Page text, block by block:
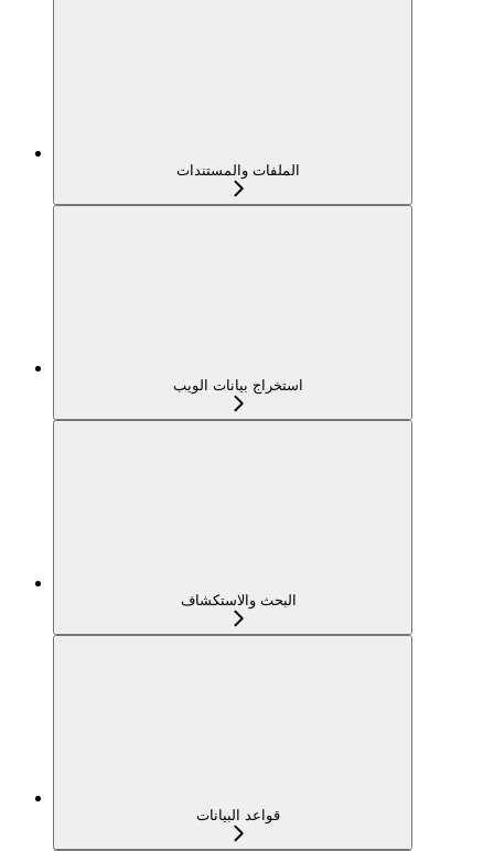
الملفات والمستندات
استخراج بيانات الويب
البحث والاستكشاف
قواعد البيانات